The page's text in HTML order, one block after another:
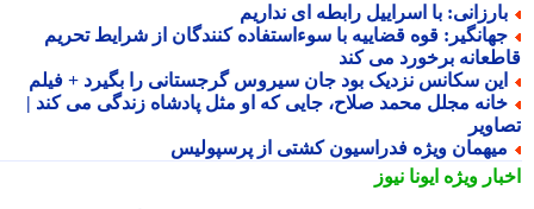
با اسراییل رابطه ای نداریم
قوه قضاییه با سوءاستفاده کنندگان از شرایط تحریم
برخورد می کند
سکانس نزدیک بود جان سیروس گرجستانی را بگیرد + فیلم
مجلل محمد صلاح، جایی که او مثل پادشاه زندگی می کند |
ویژه فدراسیون کشتی از پرسپولیس
ویژهایونا نیوز